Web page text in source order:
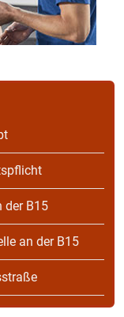
der B15
an der B15